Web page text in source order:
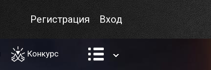
Вход
Регистрация
Конкурс